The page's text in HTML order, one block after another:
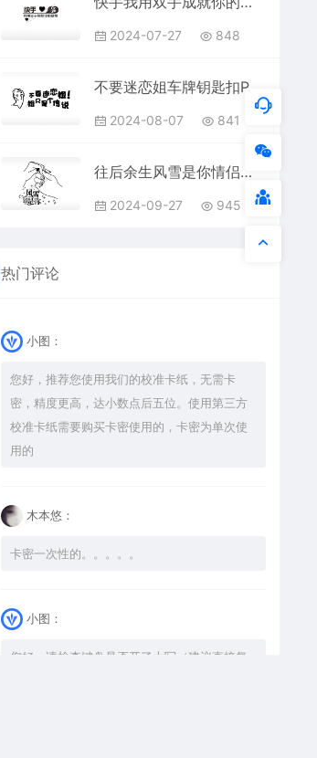
2024-07-27 848
不要迷恋姐车牌钥匙扣PLT格式激光打标文件通用矢量图
2024-08-07 841
往后余生风雪是你情侣组合模板PLT格式激光打标文件通用矢量图
2024-09-27 945
热门评论
小图：
您好，推荐您使用我们的校准卡纸，无需卡
密，精度更高，达小数点后五位。使用第三方
校准卡纸需要购买卡密使用的，卡密为单次使
用的
木本悠：
卡密一次性的。。。。。
小图：
您好，请检查键盘是否开了大写（建议直接复